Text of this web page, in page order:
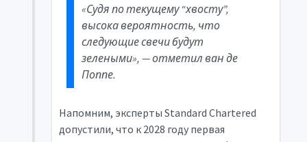
«Судя по текущему “хвосту”,
высока вероятность, что
следующие свечи будут
зелеными», — отметил ван де
Поппе.
Напомним, эксперты Standard Chartered
допустили, что к 2028 году первая